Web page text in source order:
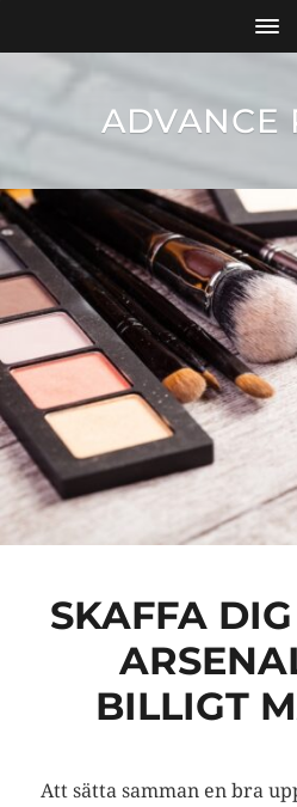
ADVANCE
SKAFFA
BILLIGT
Att sätta samman en bra